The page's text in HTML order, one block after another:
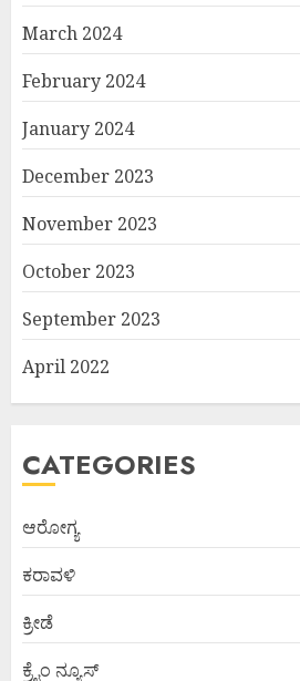
March 2024
February 2024
January 2024
December 2023
November 2023
October 2023
September 2023
April 2022
CATEGORIES
ಆರೋಗ್ಯ
ಕರಾವಳಿ
ಕ್ರೀಡೆ
ಕ್ರೈಂ ನ್ಯೂಸ್